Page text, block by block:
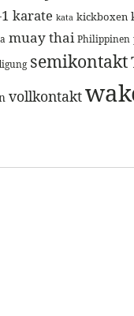
karate kata kickboxen
muay thai Philippinen
semikontakt
vollkontakt